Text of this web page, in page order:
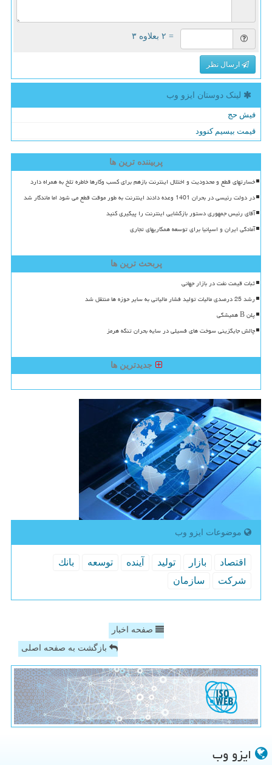
= ۲ بعلاوه ۳
ارسال نظر
لینک دوستان ایزو وب
فیش حج
قیمت بیسیم کنوود
پربیننده ترین ها
خسارتهای قطع و محدودیت و اختلال اینترنت بازهم برای کسب وکارها خاطره تلخ به همراه دارد
در دولت رئیسی در بحران 1401 وعده دادند اینترنت به طور موقت قطع می شود اما ماندگار شد
آقای رئیس جمهوری دستور بازگشایی اینترنت را پیگیری کنید
آمادگی ایران و اسپانیا برای توسعه همکاریهای تجاری
پربحث ترین ها
ثبات قیمت نفت در بازار جهانی
رشد 25 درصدی مالیات تولید فشار مالیاتی به سایر حوزه ها منتقل شد
پلن B همیشگی
چالش جایگزینی سوخت های فسیلی در سایه بحران تنگه هرمز
جدیدترین ها
موضوعات ایزو وب
اقتصاد بازار تولید آینده توسعه
بانك
شركت
سازمان
صفحه اخبار
بازگشت به صفحه اصلی
ایزو وب